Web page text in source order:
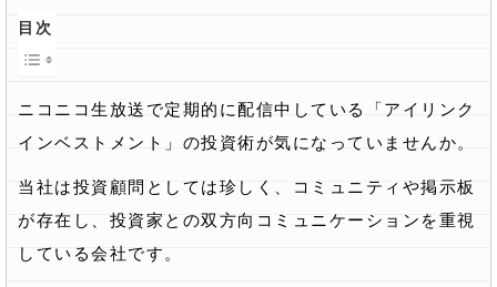
目次
ニコニコ生放送で定期的に配信中している「アイリンク
インベストメント」の投資術が気になっていませんか。
当社は投資顧問としては珍しく、コミュニティや掲示板
が存在し、投資家との双方向コミュニケーションを重視
している会社です。